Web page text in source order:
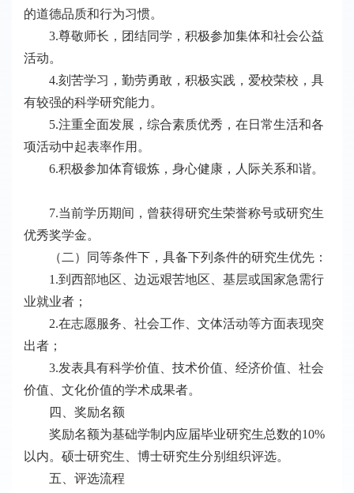
的道德品质和行为习惯。
3.尊敬师长，团结同学，积极参加集体和社会公益
活动。
4.刻苦学习，勤劳勇敢，积极实践，爱校荣校，具
有较强的科学研究能力。
5.注重全面发展，综合素质优秀，在日常生活和各
项活动中起表率作用。
6.积极参加体育锻炼，身心健康，人际关系和谐。
7.当前学历期间，曾获得研究生荣誉称号或研究生
优秀奖学金。
（二）同等条件下，具备下列条件的研究生优先：
1.到西部地区、边远艰苦地区、基层或国家急需行
业就业者；
2.在志愿服务、社会工作、文体活动等方面表现突
出者；
3.发表具有科学价值、技术价值、经济价值、社会
价值、文化价值的学术成果者。
四、奖励名额
奖励名额为基础学制内应届毕业研究生总数的10%
以内。硕士研究生、博士研究生分别组织评选。
五、评选流程